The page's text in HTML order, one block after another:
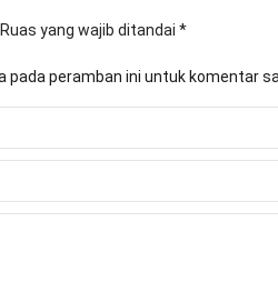
Ruas yang wajib ditandai *
pada peramban ini untuk komentar